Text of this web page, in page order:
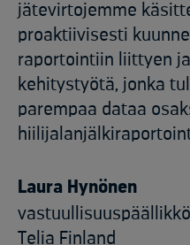
jätevirtojemme
proaktiivisesti
raportointiin liittyen
kehitystyötä, jonka
parempaa dataa
Laura Hynönen
vastuullisuuspäällikkö
Telia Finland